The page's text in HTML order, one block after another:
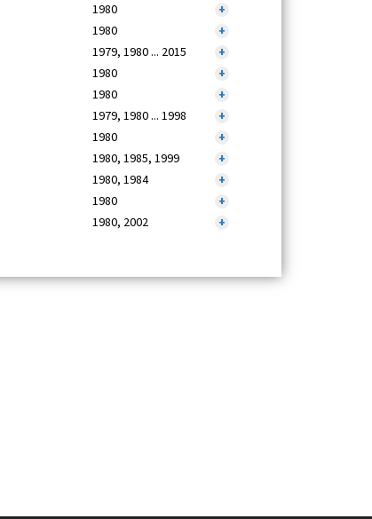
1980
+
1980
+
1979, 1980 ... 2015
+
1980
+
1980
+
1979, 1980 ... 1998
+
1980
+
1980, 1985, 1999
+
1980, 1984
+
1980
+
1980, 2002 +